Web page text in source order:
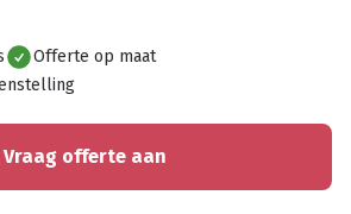
Offerte op maat
Vraag offerte aan